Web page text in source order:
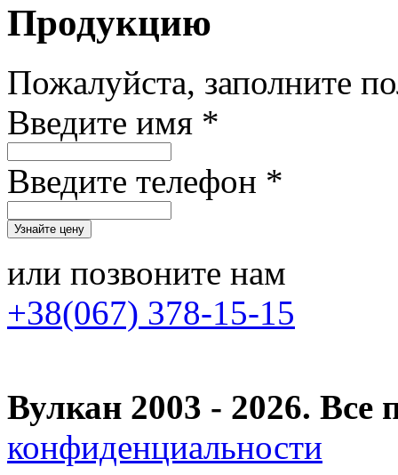
Продукцию
Пожалуйста, заполните
Введите имя *
Введите телефон *
или позвоните нам
+38(067) 378-15-15
Вулкан 2003 - 2026.
конфиденциальности